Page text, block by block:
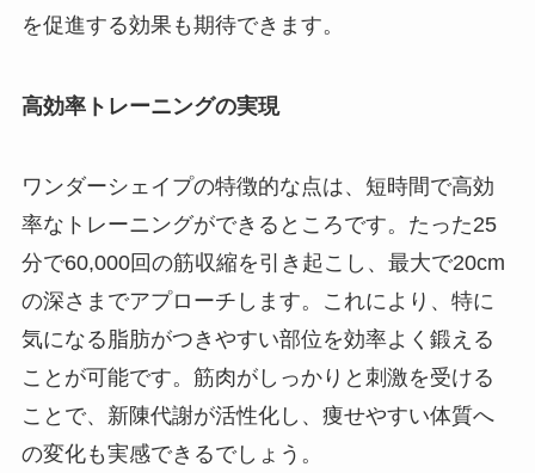
を促進する効果も期待できます。
高効率トレーニングの実現
ワンダーシェイプの特徴的な点は、短時間で高効
率なトレーニングができるところです。たった25
分で60,000回の筋収縮を引き起こし、最大で20cm
の深さまでアプローチします。これにより、特に
気になる脂肪がつきやすい部位を効率よく鍛える
ことが可能です。筋肉がしっかりと刺激を受ける
ことで、新陳代謝が活性化し、痩せやすい体質へ
の変化も実感できるでしょう。